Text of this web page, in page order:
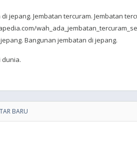
jepang. Jembatan tercuram. Jembatan
Bangunan jembatan di jepang.
BARU